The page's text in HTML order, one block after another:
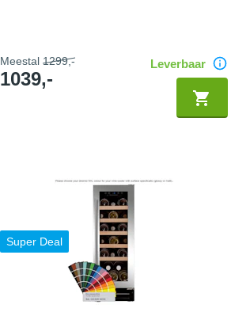
Meestal 1299,-
1039,-
Leverbaar
Super Deal